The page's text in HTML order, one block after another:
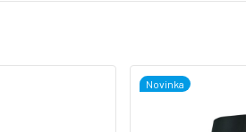
Novinka